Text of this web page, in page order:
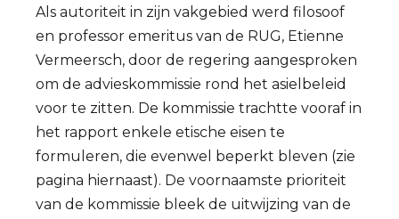
Als autoriteit in zijn vakgebied werd filosoof
en professor emeritus van de RUG, Etienne
Vermeersch, door de regering aangesproken
om de advieskommissie rond het asielbeleid
voor te zitten. De kommissie trachtte vooraf in
het rapport enkele etische eisen te
formuleren, die evenwel beperkt bleven (zie
pagina hiernaast). De voornaamste prioriteit
van de kommissie bleek de uitwijzing van de